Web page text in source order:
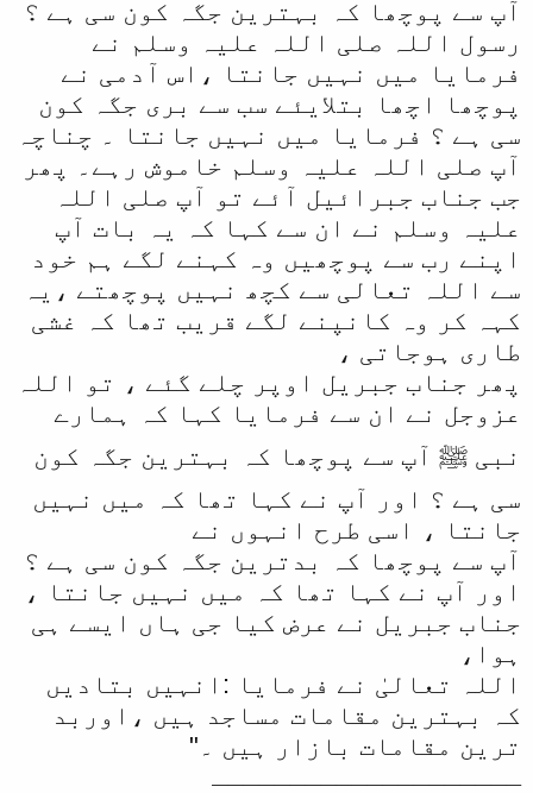
آپ سے پوچھا کہ بہترین جگہ کون سی ہے ؟
رسول اللہ صلی اللہ علیہ وسلم نے
فرمایا میں نہیں جانتا ،اس آدمی نے
پوچھا اچھا بتلایئے سب سے بری جگہ کون
سی ہے ؟ فرمایا میں نہیں جانتا ۔ چناچہ
آپ صلی اللہ علیہ وسلم خاموش رہے۔ پھر
جب جناب جبرائیل آئے تو آپ صلی اللہ
علیہ وسلم نے ان سے کہا کہ یہ بات آپ
اپنے رب سے پوچھیں وہ کہنے لگے ہم خود
سے اللہ تعالی سے کچھ نہیں پوچھتے ،یہ
کہہ کر وہ کانپنے لگے قریب تھا کہ غشی
طاری ہوجاتی ،
پھر جناب جبریل اوپر چلے گئے ، تو اللہ
عزوجل نے ان سے فرمایا کہا کہ ہمارے
نبی ﷺ آپ سے پوچھا کہ بہترین جگہ کون
سی ہے ؟ اور آپ نے کہا تھا کہ میں نہیں
جانتا ، اسی طرح انہوں نے​
آپ سے پوچھا کہ بدترین جگہ کون سی ہے ؟
اور آپ نے کہا تھا کہ میں نہیں جانتا ،
جناب جبریل نے عرض کیا جی ہاں ایسے ہی
ہوا،
اللہ تعالیٰ نے فرمایا :انہیں بتادیں
کہ بہترین مقامات مساجد ہیں ،اوربد
ترین مقامات بازار ہیں ۔"
ــــــــــــــــــــ